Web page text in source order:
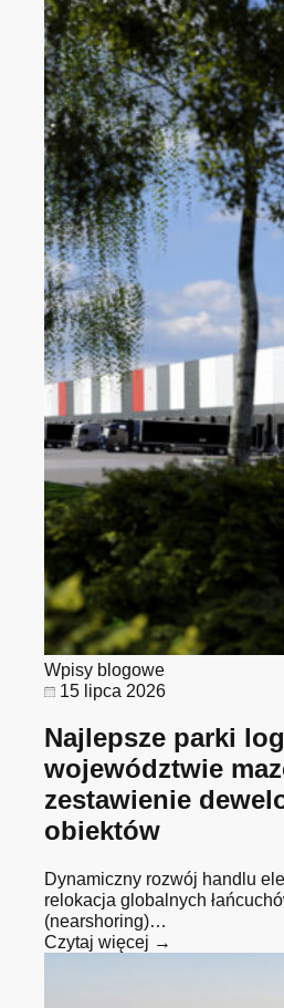
Wpisy blogowe
15 lipca 2026
Najlepsze parki
województwie
zestawienie
obiektów
Dynamiczny rozwój handlu
relokacja globalnych
(nearshoring)…
Czytaj więcej →